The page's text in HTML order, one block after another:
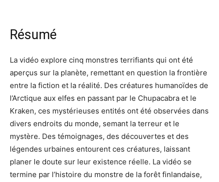
Résumé
La vidéo explore cinq monstres terrifiants qui ont été
aperçus sur la planète, remettant en question la frontière
entre la fiction et la réalité. Des créatures humanoïdes de
l’Arctique aux elfes en passant par le Chupacabra et le
Kraken, ces mystérieuses entités ont été observées dans
divers endroits du monde, semant la terreur et le
mystère. Des témoignages, des découvertes et des
légendes urbaines entourent ces créatures, laissant
planer le doute sur leur existence réelle. La vidéo se
termine par l’histoire du monstre de la forêt finlandaise,